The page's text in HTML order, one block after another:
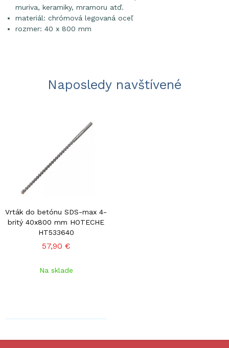
muriva, keramiky, mramoru atď.
materiál: chrómová legovaná oceľ
rozmer: 40 x 800 mm
Naposledy navštívené
Vrták do betónu SDS-max 4-
britý 40x800 mm HOTECHE
HT533640
57,90 €
Na sklade